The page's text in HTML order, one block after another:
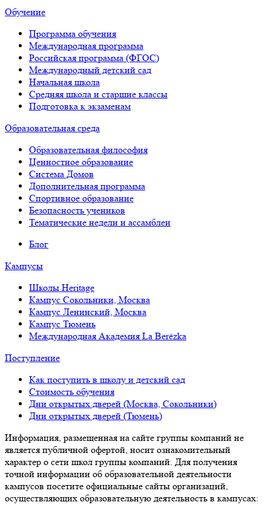
Обучение
Программа обучения
Международная программа
Российская программа (ФГОС)
Международный детский сад
Начальная школа
Средняя школа и старшие классы
Подготовка к экзаменам
Образовательная среда
Образовательная философия
Ценностное образование
Система Домов
Дополнительная программа
Спортивное образование
Безопасность учеников
Тематические недели и ассамблеи
Блог
Кампусы
Школы Heritage
Кампус Сокольники, Москва
Кампус Ленинский, Москва
Кампус Тюмень
Международная Академия La Berёzka
Поступление
Как поступить в школу и детский сад
Стоимость обучения
Дни открытых дверей (Москва, Сокольники)
Дни открытых дверей (Тюмень)
Информация, размещенная на сайте группы компаний не
является публичной офертой, носит ознакомительный
характер о сети школ группы компаний. Для получения
точной информации об образовательной деятельности
кампусов посетите официальные сайты организаций,
осуществляющих образовательную деятельность в кампусах: